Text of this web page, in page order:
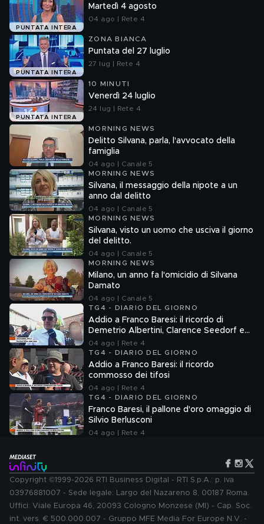
PUNTATA INTERA
Martedì 4 agosto
04 ago | Rete 4
PUNTATA INTERA
ZONA BIANCA
Puntata del 27 luglio
27 lug | Rete 4
PUNTATA INTERA
10 MINUTI
Venerdì 24 luglio
24 lug | Rete 4
MORNING NEWS
Delitto Silvana, parla, l'avvocato della
famiglia
04 ago | Canale 5
MORNING NEWS
Silvana, il messaggio della nipote a un
anno dal delitto
04 ago | Canale 5
MORNING NEWS
Silvana, visto un uomo che usciva il giorno
del delitto.
04 ago | Canale 5
MORNING NEWS
Milano, un anno fa l'omicidio di Silvana
Damato
04 ago | Canale 5
TG4 - DIARIO DEL GIORNO
Addio a Franco Baresi: il ricordo di
Demetrio Albertini, Clarence Seedorf e
Giovanni Galli
04 ago | Rete 4
TG4 - DIARIO DEL GIORNO
Addio a Franco Baresi: il ricordo
commosso dei tifosi
04 ago | Rete 4
TG4 - DIARIO DEL GIORNO
Franco Baresi, il pallone d'oro omaggio di
Silvio Berlusconi
04 ago | Rete 4
Copyright ©1999-2026 RTI Business Digital - RTI S.p.A.: p. iva
03976881007 - Sede legale: Largo del Nazareno 8, 00187 Roma.
Uffici: Viale Europa 46, 20093 Cologno Monzese (MI) - Cap. Soc.
int. vers. € 500.000.007 - Gruppo MFE Media For Europe N.V. -